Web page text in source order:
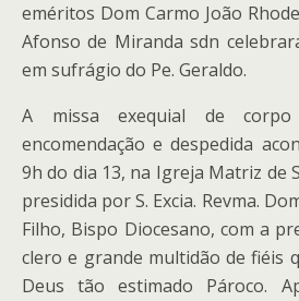
eméritos Dom Carmo João
Afonso de Miranda sdn
em sufrágio do Pe. Geraldo.
A missa exequial de
encomendação e despedida
9h do dia 13, na Igreja Matriz de
presidida por S. Excia. Revma.
Filho, Bispo Diocesano, com a
clero e grande multidão de fiéis
Deus tão estimado Pároco.